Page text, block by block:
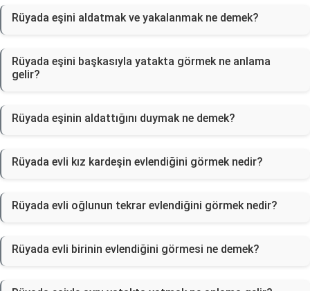
Rüyada eşini aldatmak ve yakalanmak ne demek?
Rüyada eşini başkasıyla yatakta görmek ne anlama
gelir?
Rüyada eşinin aldattığını duymak ne demek?
Rüyada evli kız kardeşin evlendiğini görmek nedir?
Rüyada evli oğlunun tekrar evlendiğini görmek nedir?
Rüyada evli birinin evlendiğini görmesi ne demek?